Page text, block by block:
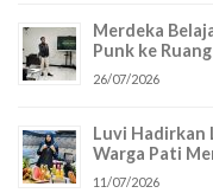
Merdeka
Punk ke
26/07/2026
Luvi Hadirkan
Warga Pati
11/07/2026